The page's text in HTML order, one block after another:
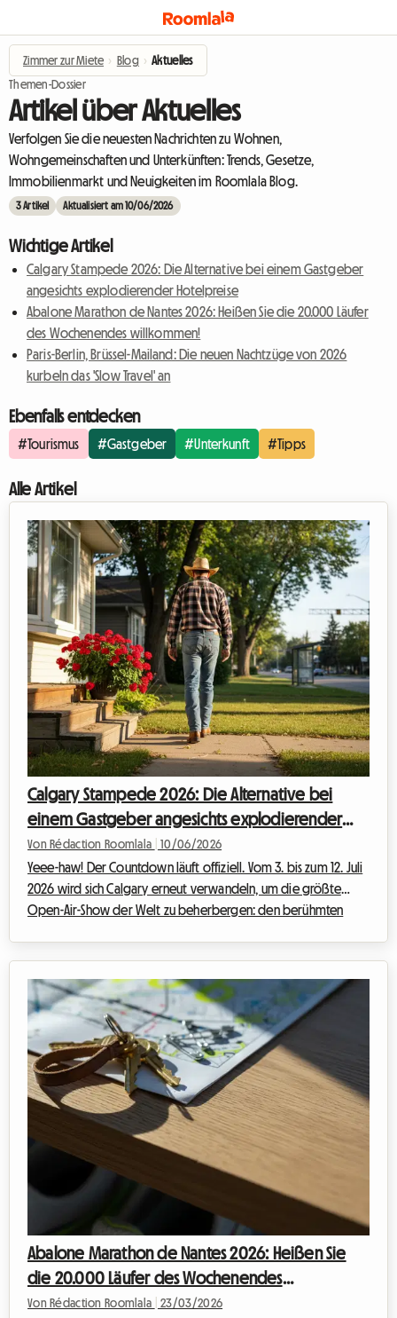
Zimmer zur Miete › Blog › Aktuelles
Themen-Dossier
Artikel über Aktuelles
Verfolgen Sie die neuesten Nachrichten zu Wohnen,
Wohngemeinschaften und Unterkünften: Trends, Gesetze,
Immobilienmarkt und Neuigkeiten im Roomlala Blog.
3 Artikel Aktualisiert am 10/06/2026
Wichtige Artikel
Calgary Stampede 2026: Die Alternative bei einem Gastgeber
angesichts explodierender Hotelpreise
Abalone Marathon de Nantes 2026: Heißen Sie die 20.000 Läufer
des Wochenendes willkommen!
Paris-Berlin, Brüssel-Mailand: Die neuen Nachtzüge von 2026
kurbeln das 'Slow Travel' an
Ebenfalls entdecken
#Tourismus #Gastgeber #Unterkunft #Tipps
Alle Artikel
Calgary Stampede 2026: Die Alternative bei
einem Gastgeber angesichts explodierender
Hotelpreise
Von Rédaction Roomlala 10/06/2026
Yeee-haw! Der Countdown läuft offiziell. Vom 3. bis zum 12. Juli
2026 wird sich Calgary erneut verwandeln, um die größte
Open-Air-Show der Welt zu beherbergen: den berühmten
Pfannkuchen-Frühstücken beben. Auch wenn die Vorfreude
riesig ist, kann die Reiseplanung für Besucher schnell zu einem
echten finanziellen Kraftakt werden.Bei R...
Abalone Marathon de Nantes 2026: Heißen Sie
die 20.000 Läufer des Wochenendes
willkommen!
Von Rédaction Roomlala 23/03/2026